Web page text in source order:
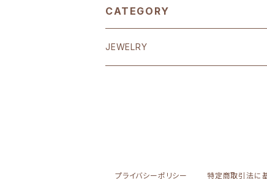
CATEGORY
JEWELRY
プライバシーポリシー 特定商取引法に